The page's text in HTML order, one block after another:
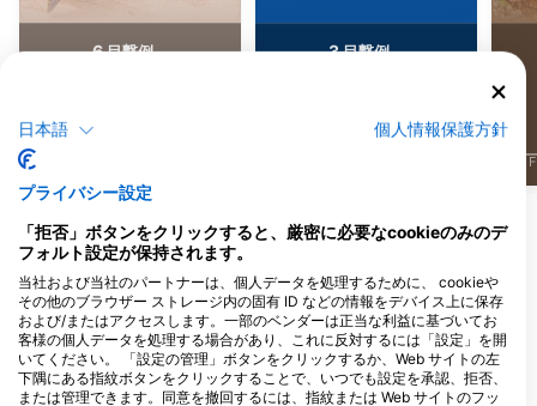
6目撃例 3目撃例
F
このダイビングサイトに対応するダイビン
グセンター
Dive Spot Asia
N.Bacalso Avenue,, 6024 Boljoon,
Cebu - フィリピン
日本語 個人情報保護方針
プライバシー設定
「拒否」ボタンをクリックすると、厳密に必要なcookieのみのデ
フォルト設定が保持されます。
当社および当社のパートナーは、個人データを処理するために、 cookieや
その他のブラウザー ストレージ内の固有 ID などの情報をデバイス上に保存
および/またはアクセスします。一部のベンダーは正当な利益に基づいてお
客様の個人データを処理する場合があり、これに反対するには「設定」を開
いてください。 「設定の管理」ボタンをクリックするか、Web サイトの左
下隅にある指紋ボタンをクリックすることで、いつでも設定を承認、拒否、
または管理できます。同意を撤回するには、指紋または Web サイトのフッ